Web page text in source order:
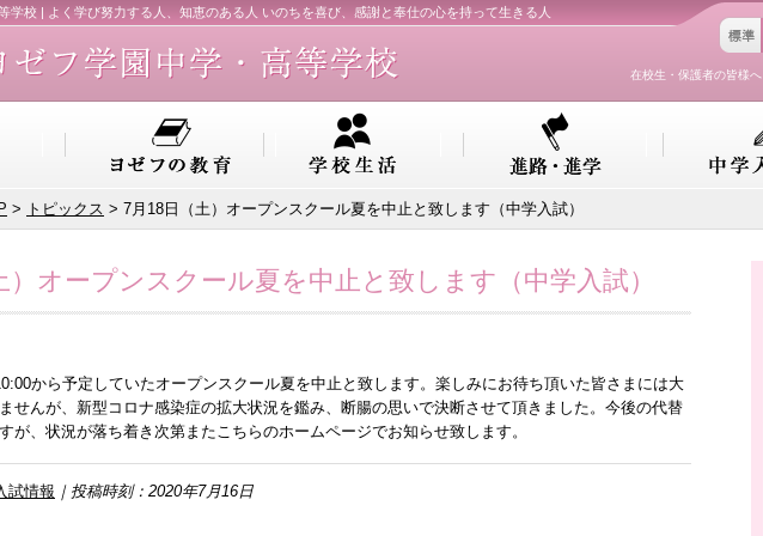
学校 | よく学び努力する人、知恵のある人 いのちを喜び、感謝と奉仕の心を持って生きる人
在校生・保護者の皆様へ
> トピックス > 7月18日（土）オープンスクール夏を中止と致します（中学入試）
）オープンスクール夏を中止と致します（中学入試）
から予定していたオープンスクール夏を中止と致します。楽しみにお待ち頂いた皆さまには大
せんが、新型コロナ感染症の拡大状況を鑑み、断腸の思いで決断させて頂きました。今後の代替
が、状況が落ち着き次第またこちらのホームページでお知らせ致します。
試情報 ｜投稿時刻：2020年7月16日